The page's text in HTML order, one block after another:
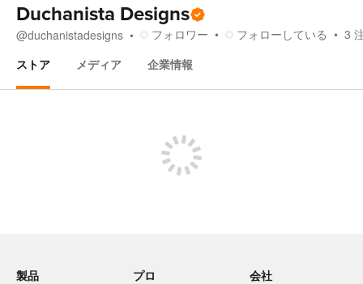
Duchanista Designs
@duchanistadesigns フォロワー フォローしている 3
ストア
メディア 企業情報
製品
プロ
会社